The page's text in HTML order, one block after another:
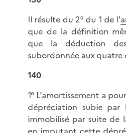
Il résulte du 2° du 1 de l'
que de la définition
que la déduction
subordonnée aux quatre
140
1° L'amortissement a
dépréciation subie par
immobilisé par suite de